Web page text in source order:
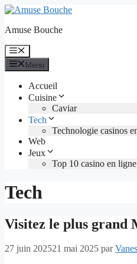
Aller
contenu
Amuse Bouche
Menu
Menu
Accueil
Cuisine
Caviar
Tech
Technologie casinos
Web
Jeux
Top 10 casino en
Tech
Visitez le plus grand
27 juin 202521 mai 2025 par